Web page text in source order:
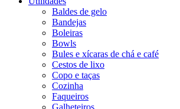
Baldes de gelo
Bandejas
Boleiras
Bowls
Bules e xícaras de chá e café
Cestos de lixo
Copo e taças
Cozinha
Faqueiros
Galheteiros